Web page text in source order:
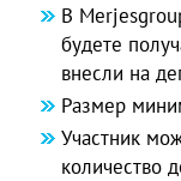
В
будете
внесли на
Размер
Участник
количество